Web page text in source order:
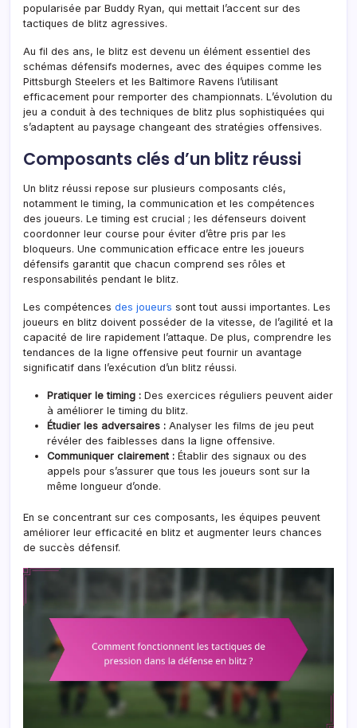
popularisée par Buddy Ryan, qui mettait l’accent sur des
tactiques de blitz agressives.
Au fil des ans, le blitz est devenu un élément essentiel des
schémas défensifs modernes, avec des équipes comme les
Pittsburgh Steelers et les Baltimore Ravens l’utilisant
efficacement pour remporter des championnats. L’évolution du
jeu a conduit à des techniques de blitz plus sophistiquées qui
s’adaptent au paysage changeant des stratégies offensives.
Composants clés d’un blitz réussi
Un blitz réussi repose sur plusieurs composants clés,
notamment le timing, la communication et les compétences
des joueurs. Le timing est crucial ; les défenseurs doivent
coordonner leur course pour éviter d’être pris par les
bloqueurs. Une communication efficace entre les joueurs
défensifs garantit que chacun comprend ses rôles et
responsabilités pendant le blitz.
Les compétences des joueurs sont tout aussi importantes. Les
joueurs en blitz doivent posséder de la vitesse, de l’agilité et la
capacité de lire rapidement l’attaque. De plus, comprendre les
tendances de la ligne offensive peut fournir un avantage
significatif dans l’exécution d’un blitz réussi.
Pratiquer le timing : Des exercices réguliers peuvent aider
à améliorer le timing du blitz.
Étudier les adversaires : Analyser les films de jeu peut
révéler des faiblesses dans la ligne offensive.
Communiquer clairement : Établir des signaux ou des
appels pour s’assurer que tous les joueurs sont sur la
même longueur d’onde.
En se concentrant sur ces composants, les équipes peuvent
améliorer leur efficacité en blitz et augmenter leurs chances
de succès défensif.